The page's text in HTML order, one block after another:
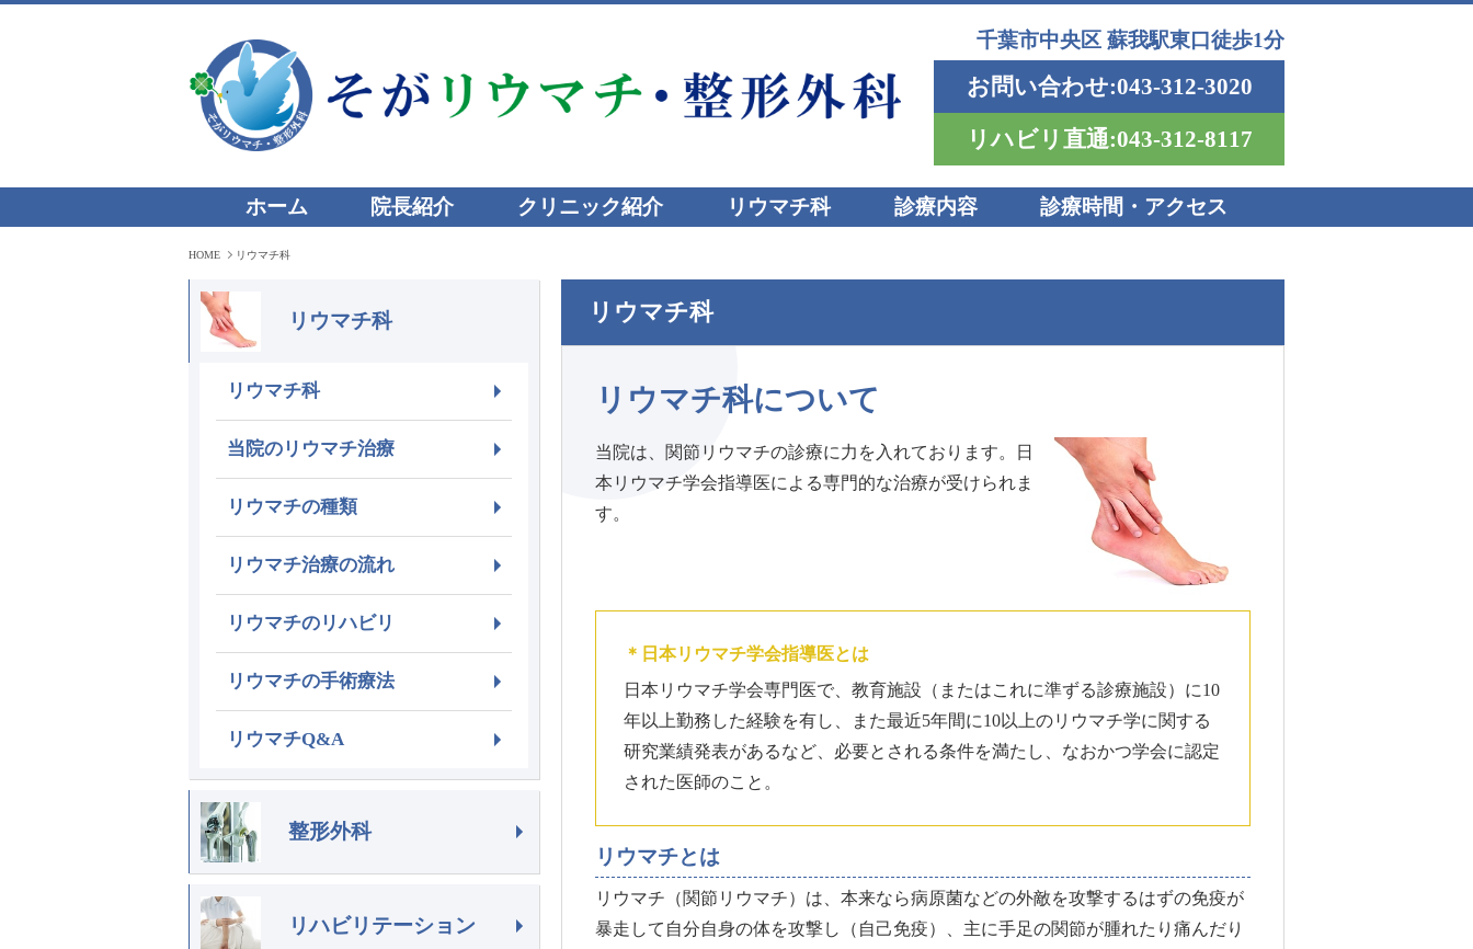
千葉県千葉市蘇我のリウマチ治療なら、そがリウマチ・整形外科へ
千葉市中央区 蘇我駅東口徒歩1分
お問い合わせ:043-312-3020
リハビリ直通:043-312-8117
ホーム 院長紹介 クリニック紹介 リウマチ科 診療内容 診療時間・アクセス
HOME リウマチ科
リウマチ科
リウマチ科について
当院は、関節リウマチの診療に力を入れております。日
本リウマチ学会指導医による専門的な治療が受けられま
す。
＊日本リウマチ学会指導医とは
日本リウマチ学会専門医で、教育施設（またはこれに準ずる診療施設）に10
年以上勤務した経験を有し、また最近5年間に10以上のリウマチ学に関する
研究業績発表があるなど、必要とされる条件を満たし、なおかつ学会に認定
された医師のこと。
リウマチとは
リウマチ（関節リウマチ）は、本来なら病原菌などの外敵を攻撃するはずの免疫が
暴走して自分自身の体を攻撃し（自己免疫）、主に手足の関節が腫れたり痛んだり
リウマチ科
リウマチ科
当院のリウマチ治療
リウマチの種類
リウマチ治療の流れ
リウマチのリハビリ
リウマチの手術療法
リウマチQ&A
整形外科
リハビリテーション